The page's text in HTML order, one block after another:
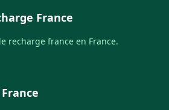
France
recharge france en France.